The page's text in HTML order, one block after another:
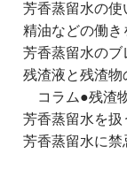
芳香蒸留水の使
精油などの働き
芳香蒸留水のブ
残渣液と残渣物
コラム●残渣物
芳香蒸留水を扱
芳香蒸留水に禁